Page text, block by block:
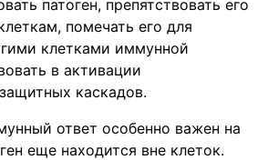
патоген, препятствовать его
помечать его для
клетками иммунной
в активации
каскадов.
ответ особенно важен на
еще находится вне клеток.